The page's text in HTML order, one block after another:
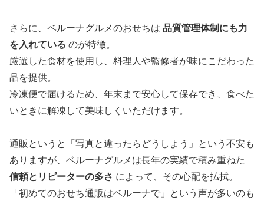
さらに、ベルーナグルメのおせちは 品質管理体制にも力
を入れている のが特徴。
厳選した食材を使用し、料理人や監修者が味にこだわった
品を提供。
冷凍便で届けるため、年末まで安心して保存でき、食べた
いときに解凍して美味しくいただけます。
通販というと「写真と違ったらどうしよう」という不安も
ありますが、ベルーナグルメは長年の実績で積み重ねた
信頼とリピーターの多さ によって、その心配を払拭。
「初めてのおせち通販はベルーナで」という声が多いのも